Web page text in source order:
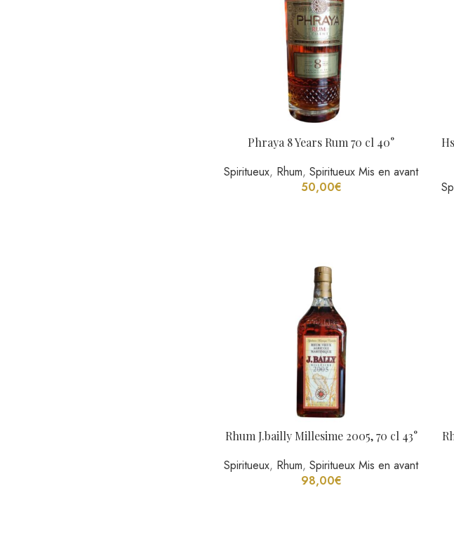
Phraya 8 Years Rum 70 cl 40°
Spiritueux, Rhum,Spiritueux Mis en avant
50,00€
Rhum J.bailly Millesime 2005, 70 cl 43°
Spiritueux, Rhum,Spiritueux Mis en avant
98,00€